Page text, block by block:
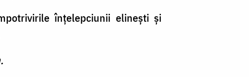
înţelepciunii elineşti şi